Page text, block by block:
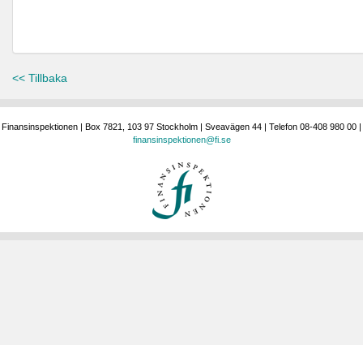
<< Tillbaka
Finansinspektionen | Box 7821, 103 97 Stockholm | Sveavägen 44 | Telefon 08-408 980 00 |
finansinspektionen@fi.se